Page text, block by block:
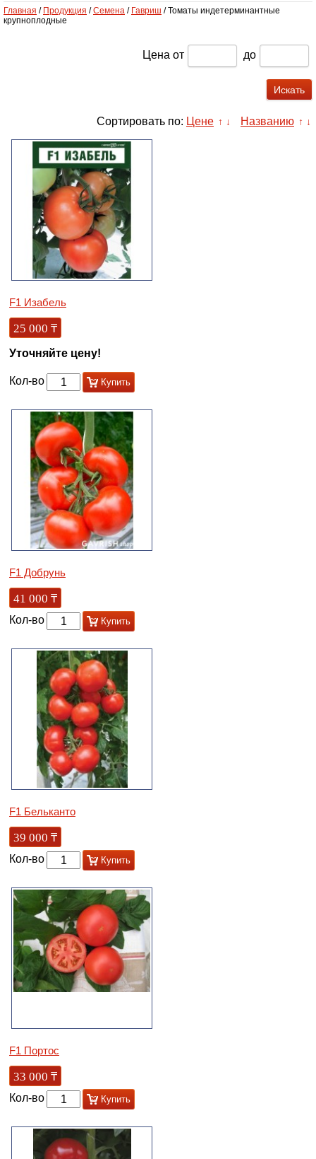
Главная / Продукция /Семена / Гавриш / Томаты индетерминантные
крупноплодные
Цена от до
Сортировать по: Цене ↑ ↓ Названию ↑ ↓
F1 Изабель
25 000 ₸
Уточняйте цену!
Кол-во Купить
F1 Добрунь
41 000 ₸
Кол-во Купить
F1 Бельканто
39 000 ₸
Кол-во Купить
F1 Портос
33 000 ₸
Кол-во Купить